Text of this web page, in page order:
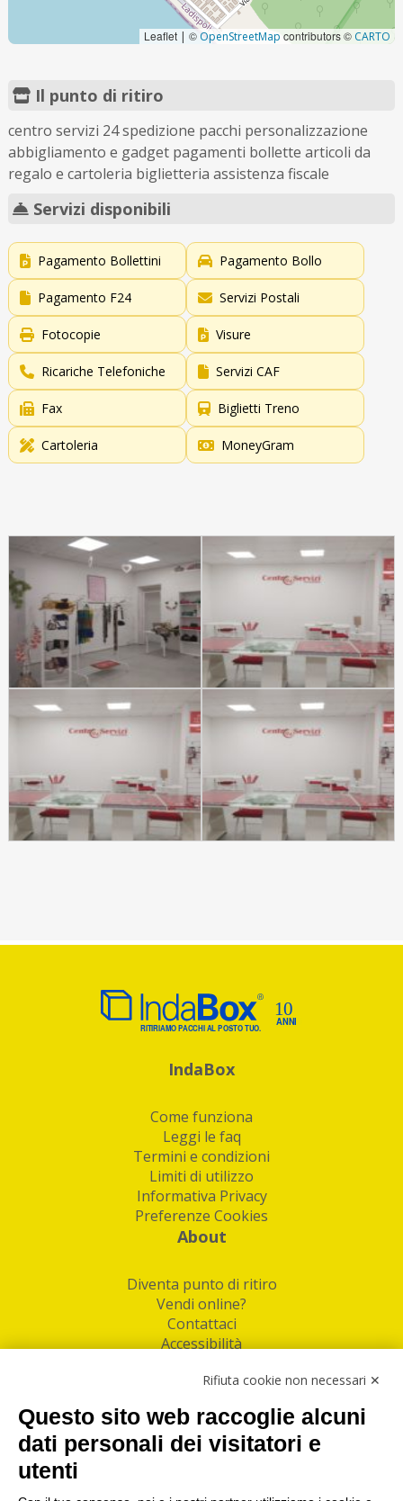
Leaflet | ©OpenStreetMap contributors © CARTO
Il punto di ritiro
centro servizi 24 spedizione pacchi personalizzazione
abbigliamento e gadget pagamenti bollette articoli da
regalo e cartoleria biglietteria assistenza fiscale
Servizi disponibili
Pagamento Bollettini Pagamento Bollo
Pagamento F24 Servizi Postali
Fotocopie Visure
Ricariche Telefoniche Servizi CAF
Fax Biglietti Treno
Cartoleria MoneyGram
IndaBox
Come funziona
Leggi le faq
Termini e condizioni
Limiti di utilizzo
Informativa Privacy
Preferenze Cookies
About
Diventa punto di ritiro
Vendi online?
Contattaci
Accessibilità
Facebook
Linkedin
I nostri punti di ritiro e spedizione pacchi nelle
Rifiuta cookie non necessari ✕
Questo sito web raccoglie alcuni
dati personali dei visitatori e
utenti